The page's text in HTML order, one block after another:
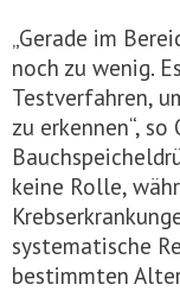
„Gerade im
noch zu wenig.
Testverfahren,
zu erkennen“,
keine Rolle,
systematische
bestimmten